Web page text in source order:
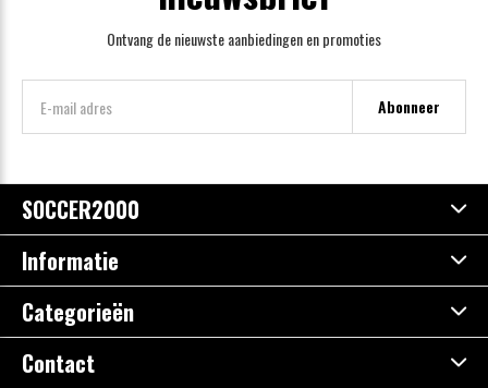
Ontvang de nieuwste aanbiedingen en promoties
Abonneer
SOCCER2000
Informatie
Categorieën
Contact